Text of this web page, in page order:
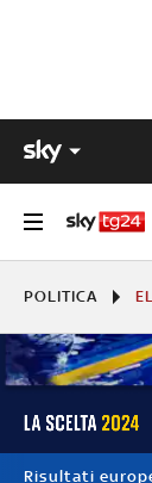
POLITICA
Risultati